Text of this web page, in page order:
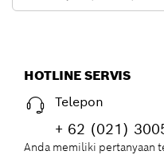
HOTLINE SERVIS
Telepon
+ 62 (021)
Anda memiliki pertanyaan